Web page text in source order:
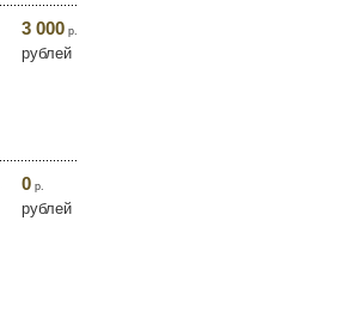
3 000 р.
рублей
0 р.
рублей